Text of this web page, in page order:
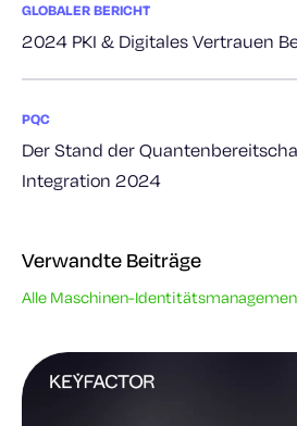
GLOBALER BERICHT
2024 PKI & Digitales Vertrauen
PQC
Der Stand der
Integration 2024
Verwandte Beiträge
Alle Maschinen-